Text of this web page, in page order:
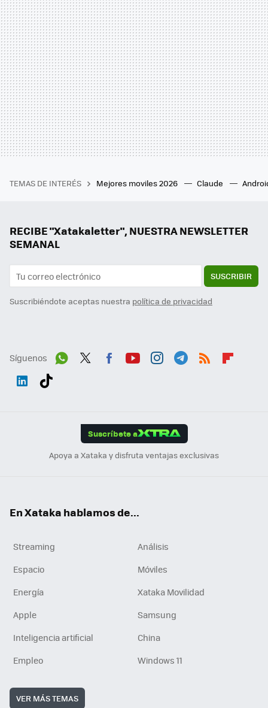
TEMAS DE INTERÉS Mejores moviles 2026 Claude
RECIBE "Xatakaletter", NUESTRA NEWSLETTER
SEMANAL
SUSCRIBIR
Suscribiéndote aceptas nuestra política de privacidad
Síguenos
Suscríbete a
Apoya a Xataka y disfruta ventajas exclusivas
En Xataka hablamos de...
Streaming
Análisis
Espacio
Móviles
Energía
Xataka Movilidad
Apple
Samsung
Inteligencia artificial
China
Empleo
Windows 11
VER MÁS TEMAS